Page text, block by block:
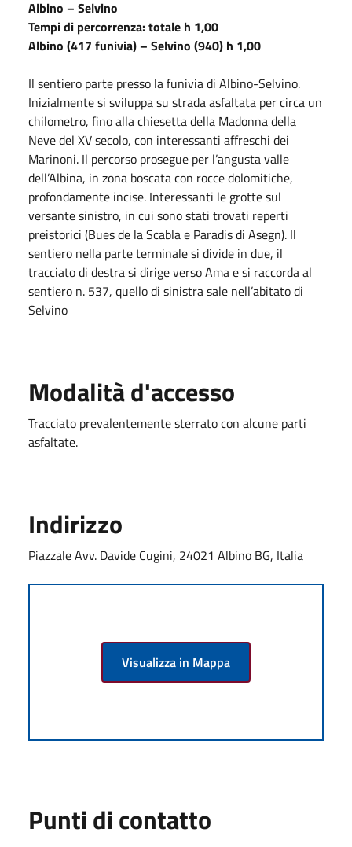
Albino – Selvino
Tempi di percorrenza: totale h 1,00
Albino (417 funivia) – Selvino (940) h 1,00
Il sentiero parte presso la funivia di Albino-Selvino.
Inizialmente si sviluppa su strada asfaltata per circa un
chilometro, fino alla chiesetta della Madonna della
Neve del XV secolo, con interessanti affreschi dei
Marinoni. Il percorso prosegue per l’angusta valle
dell’Albina, in zona boscata con rocce dolomitiche,
profondamente incise. Interessanti le grotte sul
versante sinistro, in cui sono stati trovati reperti
preistorici (Bues de la Scabla e Paradis di Asegn). Il
sentiero nella parte terminale si divide in due, il
tracciato di destra si dirige verso Ama e si raccorda al
sentiero n. 537, quello di sinistra sale nell’abitato di
Selvino
Modalità d'accesso
Tracciato prevalentemente sterrato con alcune parti
asfaltate.
Indirizzo
Piazzale Avv. Davide Cugini, 24021 Albino BG, Italia
Visualizza in Mappa
Punti di contatto